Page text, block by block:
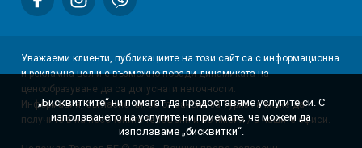
Уважаеми клиенти, публикациите на този сайт са с информационна
и рекламна цел и е възможно поради динамиката на
ценообразуване да са допуснати неточности.
Информация, съгласно чл. 80 от Закона за Туризма може да
получите в на посочените телефони и по имейл / в нашите офиси.
„Бисквитките“ ни помагат да предоставяме услугите си. С
използването на услугите ни приемате, че можем да
използваме „бисквитки“.